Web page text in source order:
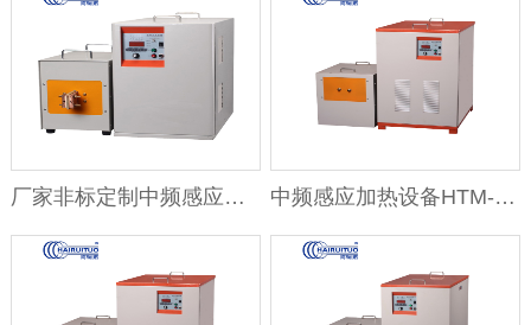
厂家非标定制中频感应加热机 IGBT中频 中频感应加热设备HTM-200AB 20